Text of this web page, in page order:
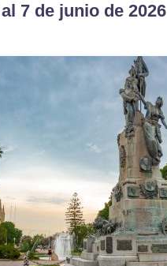
7 de junio de 2026